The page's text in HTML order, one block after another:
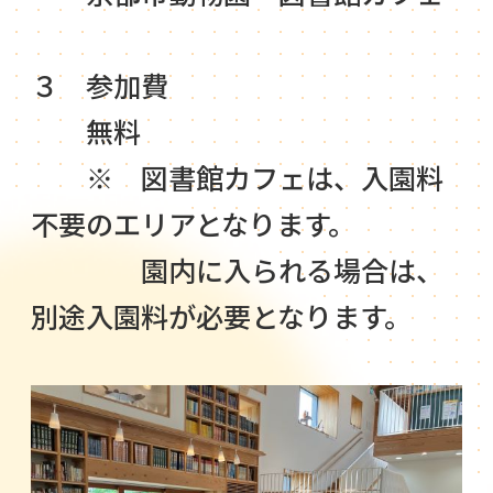
３ 参加費
無料
※ 図書館カフェは、入園料
不要のエリアとなります。
園内に入られる場合は、
別途入園料が必要となります。